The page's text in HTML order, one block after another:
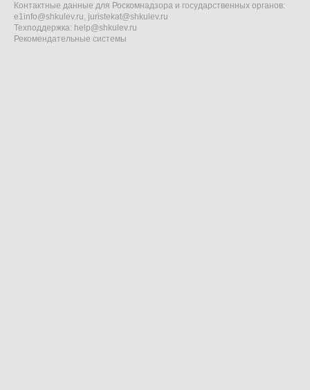
Контактные данные для Роскомнадзора и государственных органов:
e1info@shkulev.ru, juristekat@shkulev.ru
Техподдержка: help@shkulev.ru
Рекомендательные системы